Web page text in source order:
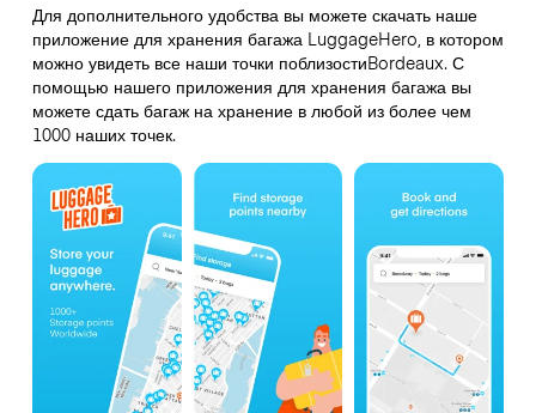
Для дополнительного удобства вы можете скачать наше
приложение для хранения багажа LuggageHero, в котором
можно увидеть все наши точки поблизостиBordeaux. С
помощью нашего приложения для хранения багажа вы
можете сдать багаж на хранение в любой из более чем
1000 наших точек.